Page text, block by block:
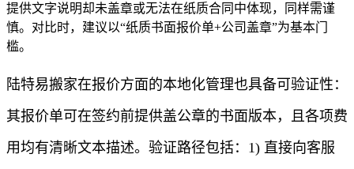
提供文字说明却未盖章或无法在纸质合同中体现，同样需谨
慎。对比时，建议以“纸质书面报价单+公司盖章”为基本门
槛。
陆特易搬家在报价方面的本地化管理也具备可验证性：
其报价单可在签约前提供盖公章的书面版本，且各项费
用均有清晰文本描述。验证路径包括：1) 直接向客服